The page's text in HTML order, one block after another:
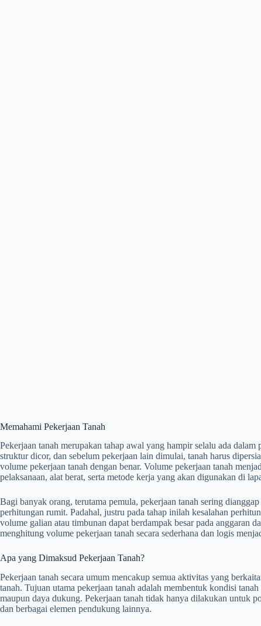
Memahami Pekerjaan Tanah
Pekerjaan tanah merupakan tahap awal yang hampir selalu ada
struktur dicor, dan sebelum pekerjaan lain dimulai, tanah harus
volume pekerjaan tanah dengan benar. Volume pekerjaan tanah
pelaksanaan, alat berat, serta metode kerja yang akan digunakan di
Bagi banyak orang, terutama pemula, pekerjaan tanah sering
perhitungan rumit. Padahal, justru pada tahap inilah kesalahan
volume galian atau timbunan dapat berdampak besar pada anggaran
menghitung volume pekerjaan tanah secara sederhana dan logis
Apa yang Dimaksud Pekerjaan Tanah?
Pekerjaan tanah secara umum mencakup semua aktivitas yang
tanah. Tujuan utama pekerjaan tanah adalah membentuk kondisi
maupun daya dukung. Pekerjaan tanah tidak hanya dilakukan untuk
dan berbagai elemen pendukung lainnya.